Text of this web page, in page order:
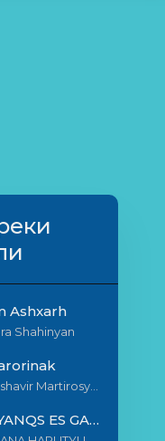
Ashxarh
Shahinyan
KYANQS ES GALIS EM